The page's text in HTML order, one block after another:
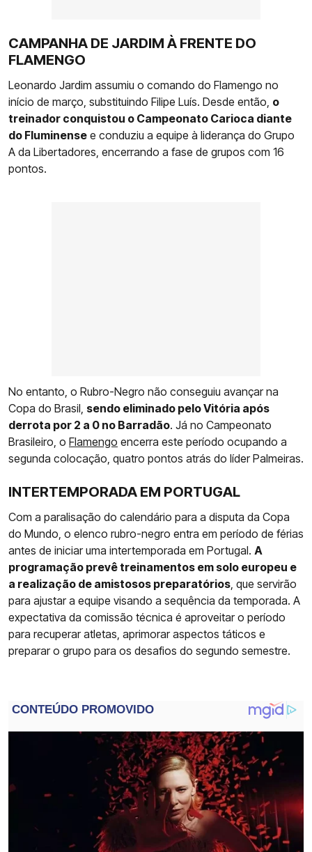
CAMPANHA DE JARDIM À FRENTE DO
FLAMENGO
Leonardo Jardim assumiu o comando do Flamengo no
início de março, substituindo Filipe Luís. Desde então, o
treinador conquistou o Campeonato Carioca diante
do Fluminense e conduziu a equipe à liderança do Grupo
A da Libertadores, encerrando a fase de grupos com 16
pontos.
No entanto, o Rubro-Negro não conseguiu avançar na
Copa do Brasil, sendo eliminado pelo Vitória após
derrota por 2 a 0 no Barradão. Já no Campeonato
Brasileiro, o Flamengo encerra este período ocupando a
segunda colocação, quatro pontos atrás do líder Palmeiras.
INTERTEMPORADA EM PORTUGAL
Com a paralisação do calendário para a disputa da Copa
do Mundo, o elenco rubro-negro entra em período de férias
antes de iniciar uma intertemporada em Portugal. A
programação prevê treinamentos em solo europeu e
a realização de amistosos preparatórios , que servirão
para ajustar a equipe visando a sequência da temporada. A
expectativa da comissão técnica é aproveitar o período
para recuperar atletas, aprimorar aspectos táticos e
preparar o grupo para os desafios do segundo semestre.